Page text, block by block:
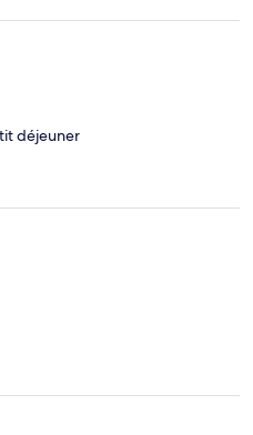
déjeuner